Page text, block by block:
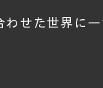
わせた世界に